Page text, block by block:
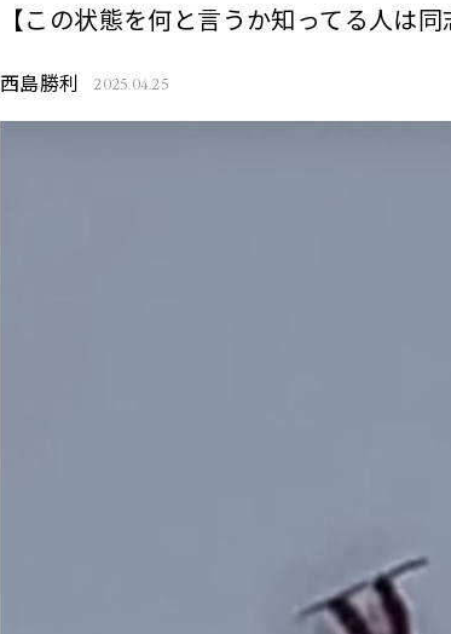
【この状態を何と言うか知ってる人は
西島勝利 2025.04.25